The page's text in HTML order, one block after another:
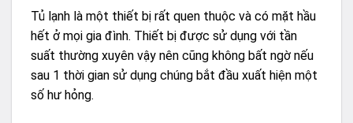
Tủ lạnh là một thiết bị rất quen thuộc và có mặt hầu
hết ở mọi gia đình. Thiết bị được sử dụng với tần
suất thường xuyên vậy nên cũng không bất ngờ nếu
sau 1 thời gian sử dụng chúng bắt đầu xuất hiện một
số hư hỏng.